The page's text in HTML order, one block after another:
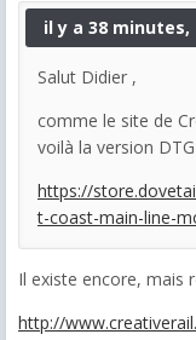
il y a 38
Salut Didier ,
comme le site de
voilà la version DTG
https://
t-coast-main-line-
Il existe encore, mais
http://